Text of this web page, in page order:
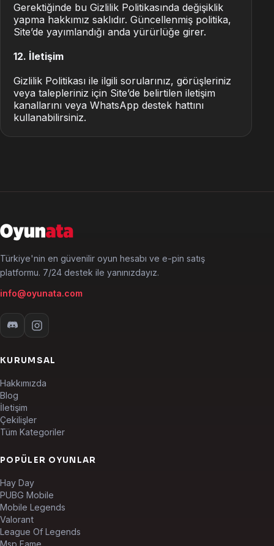
Gerektiğinde bu Gizlilik Politikasında değişiklik
yapma hakkımız saklıdır. Güncellenmiş politika,
Site’de yayımlandığı anda yürürlüğe girer.
12. İletişim
Gizlilik Politikası ile ilgili sorularınız, görüşleriniz
veya talepleriniz için Site’de belirtilen iletişim
kanallarını veya WhatsApp destek hattını
kullanabilirsiniz.
Türkiye'nin en güvenilir oyun hesabı ve e-pin satış
platformu. 7/24 destek ile yanınızdayız.
info@oyunata.com
KURUMSAL
Hakkımızda
Blog
İletişim
Çekilişler
Tüm Kategoriler
POPÜLER OYUNLAR
Hay Day
PUBG Mobile
Mobile Legends
Valorant
League Of Legends
Msp Fame